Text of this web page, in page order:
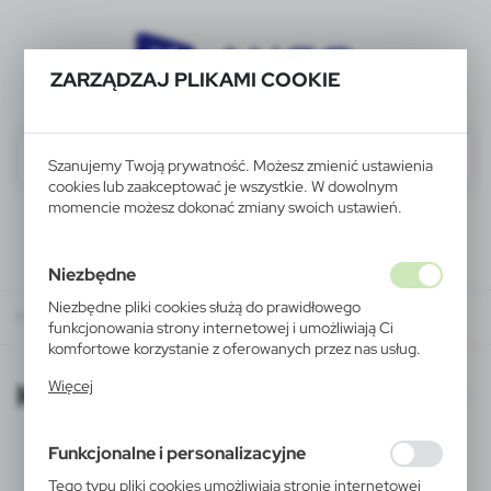
ZARZĄDZAJ PLIKAMI COOKIE
Szanujemy Twoją prywatność. Możesz zmienić ustawienia
cookies lub zaakceptować je wszystkie. W dowolnym
momencie możesz dokonać zmiany swoich ustawień.
Niezbędne
Niezbędne pliki cookies służą do prawidłowego
funkcjonowania strony internetowej i umożliwiają Ci
komfortowe korzystanie z oferowanych przez nas usług.
działania w celu m.in. dostosowania Twoich ustawień
korzystasz, może działać bez zakłóceń.
Więcej
Funkcjonalne i personalizacyjne
Tego typu pliki cookies umożliwiają stronie internetowej
KATALOGI ONLINE
KATALOGI ONLINE